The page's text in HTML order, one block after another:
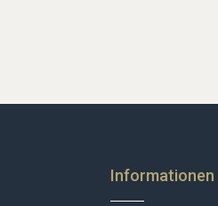
Informationen